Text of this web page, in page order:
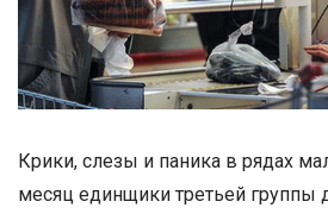
Крики, слезы и паника в рядах
месяц единщики третьей группы